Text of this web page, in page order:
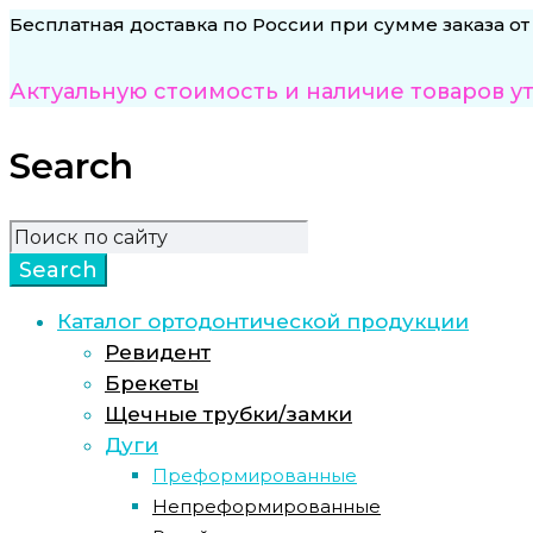
Бесплатная доставка по России при сумме заказа
Актуальную стоимость и наличие товаров
Search
Каталог ортодонтической продукции
Ревидент
Брекеты
Щечные трубки/замки
Дуги
Преформированные
Непреформированные